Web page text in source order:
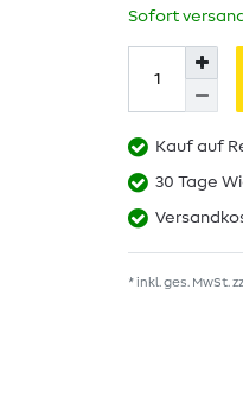
Sofort
Kauf auf
30 Tage
* inkl. ges. MwSt.